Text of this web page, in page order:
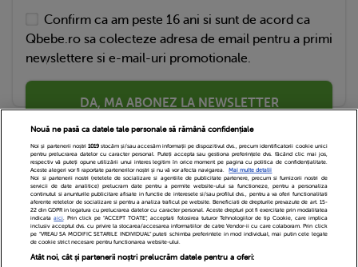
Confirm ca am peste 16 ani si sunt de acord ca
Qbebe.ro sa colecteze adresa de email pentru a primi
newslettere si e-mail-uri promotionale.
DA, MA ABONEZ LA NEWSLETTER
Echipa Editoriala Newsletter
Contact
Cariere
Cookies Politica de confidentialitate
Nouă ne pasă ca datele tale personale să rămână confidențiale
Noi și partenerii noștri 1019stocăm și/sau accesăm informații pe dispozitivul dvs., precum identificatorii cookie unici
pentru prelucrarea datelor cu caracter personal. Puteți accepta sau gestiona preferințele dvs. făcând clic mai jos,
respectiv vă puteți opune utilizării unui interes legitim în orice moment pe pagina cu politica de confidențialitate.
Aceste alegeri vor fi raportate partenerilor noștri și nu vă vor afecta navigarea.
Mai multe detalii
Noi si partenerii nostri (retelele de socializare si agentiile de publicitate partenere, precum si furnizorii nostri de
servicii de date analitice) prelucram date pentru a permite website-ului sa functioneze, pentru a personaliza
continutul si anunturile publicitare afisate in functie de interesele si/sau profilul dvs., pentru a va oferi functionalitati
aferente retelelor de socializare si pentru a analiza traficul pe website. Beneficiati de drepturile prevazute de art. 15-
22 din GDPR in legatura cu prelucrarea datelor cu caracter personal. Aceste drepturi pot fi exercitate prin modalitatea
indicataaici. Prin click pe “ACCEPT TOATE”, acceptati folosirea tuturor Tehnologiilor de tip Cookie, care implica
inclusiv acceptul dvs. cu privire la stocarea/accesarea informatiilor de catre Vendor-ii cu care colaboram. Prin click
pe “VREAU SA MODIFIC SETARILE INDIVIDUAL” puteti schimba preferintele in mod individual, mai putin cele legate
de cookie strict necesare pentru functionarea website-ului.
Atât noi, cât și partenerii noștri prelucrăm datele pentru a oferi: